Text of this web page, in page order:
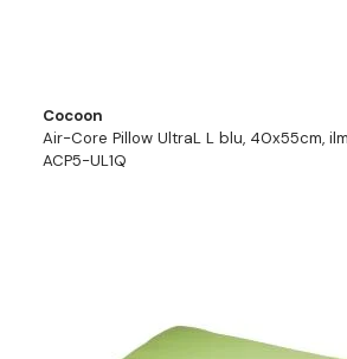
Cocoon
Air-Core Pillow UltraL L blu, 40x55cm,
ACP5-UL1Q